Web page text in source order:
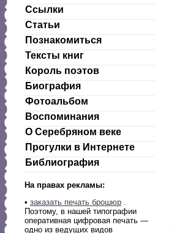
Ссылки
Статьи
Познакомиться
Тексты книг
Король поэтов
Биография
Фотоальбом
Воспоминания
О Серебряном веке
Прогулки в Интернете
Библиография
На правах рекламы:
• заказать печать брошюр .
Поэтому, в нашей типографии
оперативная цифровая печать —
одно из ведущих видов